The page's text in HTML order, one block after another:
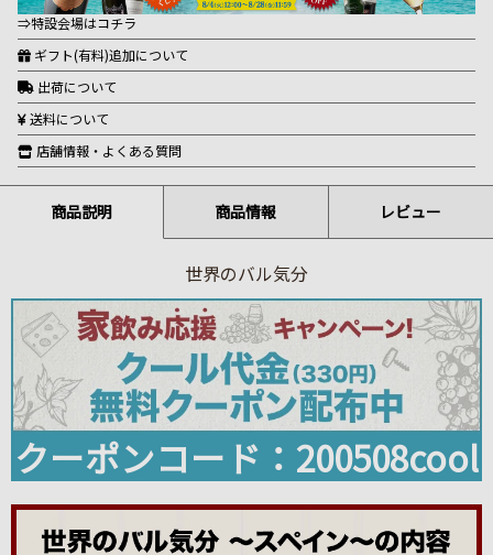
⇒特設会場はコチラ
ギフト(有料)追加について
出荷について
送料について
店舗情報・よくある質問
商品説明 商品情報 レビュー
世界のバル気分
クーポンコード：200508cool